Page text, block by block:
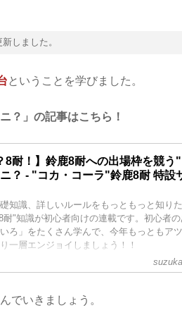
しました。
ということを学びました。
？」の記事はこちら！
8耐！】鈴鹿8耐への出場枠を競う
？ - "コカ・コーラ"鈴鹿8耐 特設
知識、詳しいルールをもっともっと知り
耐"知識が初心者向けの連載です。初心者
ろ」をたくさん学んで、今年もっともアツ
一層エンジョイしましょう！！
でいきましょう。